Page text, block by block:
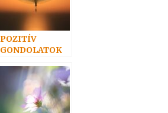
POZITÍV
GONDOLATOK